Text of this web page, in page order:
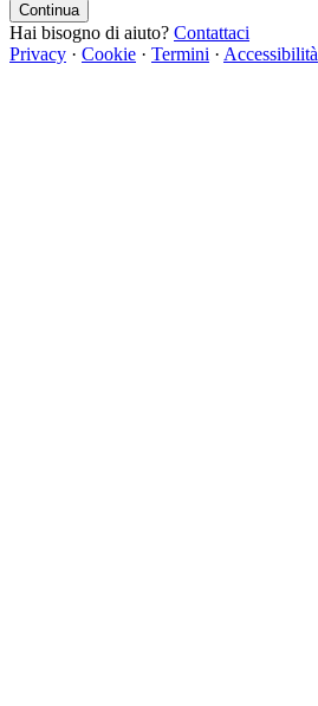
Continua
Hai bisogno di aiuto? Contattaci
Privacy · Cookie · Termini · Accessibilità